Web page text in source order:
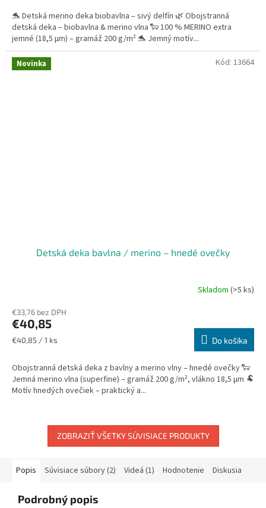
🐬 Detská merino deka biobavlna – sivý delfín 🌿 Obojstranná
detská deka – biobavlna & merino vlna 🐑 100 % MERINO extra
jemné (18,5 µm) – gramáž 200 g/m² 🐬 Jemný motív...
Novinka
Detská deka bavlna / merino – hnedé ovečky
Skladom (>5 ks)
€33,76 bez DPH
€40,85
Jednotková
€40,85 / 1 ks Do košíka
Obojstranná detská deka z bavlny a merino vlny – hnedé ovečky 🐑
Jemná merino vlna (superfine) – gramáž 200 g/m², vlákno 18,5 µm 🐏
Motív hnedých ovečiek – praktický a...
Kód: 13664
ZOBRAZIŤ VŠETKY SÚVISIACE PRODUKTY
Popis Súvisiace súbory (2) Videá (1) Hodnotenie Diskusia
Podrobný popis